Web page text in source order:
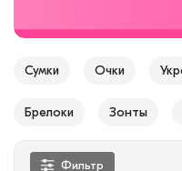
Сумки Очки
Брелоки Зонты
Фильтр